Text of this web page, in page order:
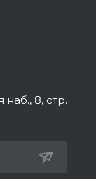
наб., 8, стр.